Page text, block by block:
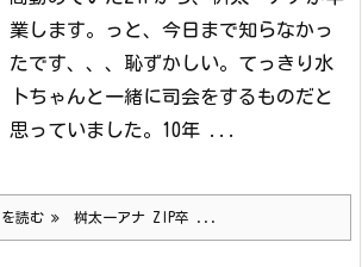
業します。っと、今日まで知らなかっ
たです、、、恥ずかしい。 てっきり水
卜ちゃんと一緒に司会をするものだと
思っていました。 10年 ...
読む 桝太一アナ ZIP卒 ...